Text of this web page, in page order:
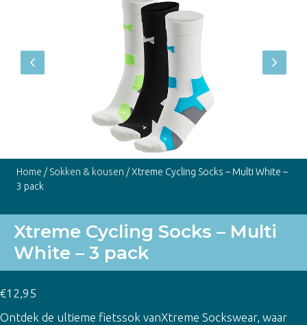
Home / Sokken & kousen / Xtreme Cycling Socks – Multi White –
3 pack
Xtreme Cycling Socks – Multi
White – 3 pack
€12,95
Ontdek de ultieme fietssok vanXtreme Sockswear, waar